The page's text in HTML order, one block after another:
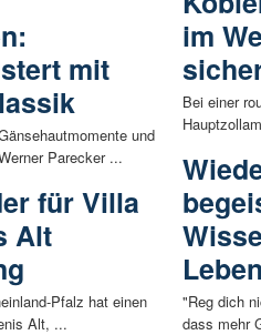
mit
und
Parecker ...
für Villa
Alt
Pfalz hat einen
Alt, ...
im
Bei einer
"Reg dich
dass mehr